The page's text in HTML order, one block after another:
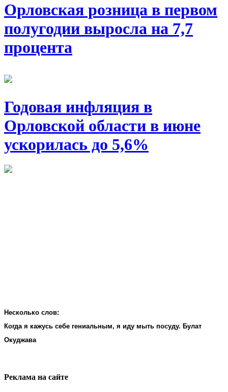
Орловская розница в первом
полугодии выросла на 7,7
процента
Годовая инфляция в
Орловской области в июне
ускорилась до 5,6%
Несколько слов:
Когда я кажусь себе гениальным, я иду мыть посуду. Булат
Окуджава
Реклама на cайте